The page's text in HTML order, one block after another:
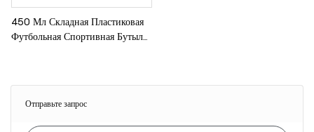
Отправьте запрос
450 Мл Складная Пластиковая
Футбольная Спортивная Бутылка